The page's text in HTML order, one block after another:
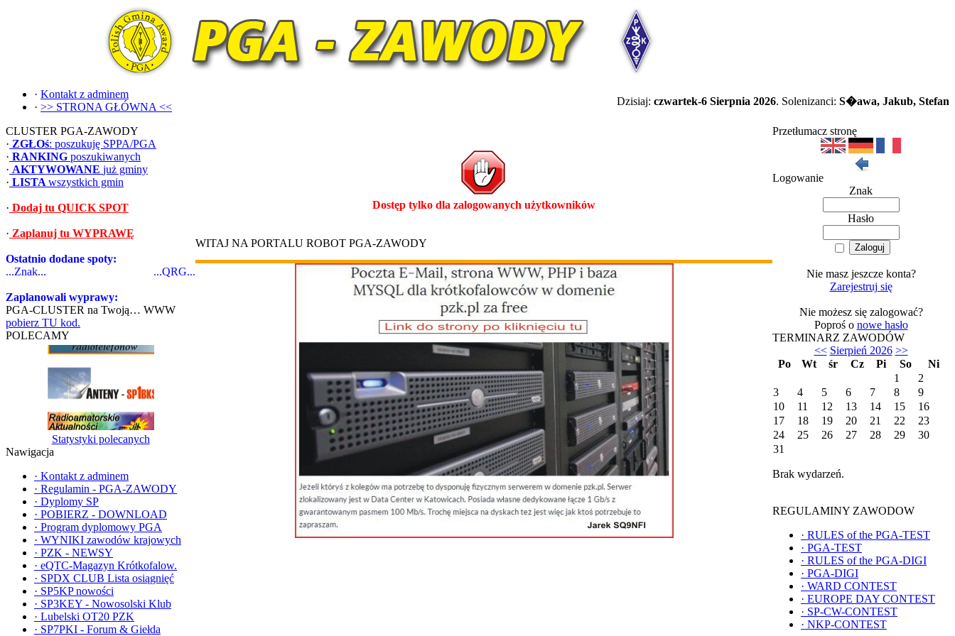
· Kontakt z adminem
· >> STRONA GŁÓWNA << Dzisiaj: czwartek-6 Sierpnia 2026. Solenizanci: S�awa, Jakub, Stefan
CLUSTER PGA-ZAWODY
· ZGŁOś: poszukuję SPPA/PGA
· RANKING poszukiwanych
· AKTYWOWANE już gminy
· LISTA wszystkich gmin
· Dodaj tu QUICK SPOT
· Zaplanuj tu WYPRAWĘ
Ostatnio dodane spoty:
...Znak...
...QRG...
Zaplanowali wyprawy:
PGA-CLUSTER na Twoją… WWW
pobierz TU kod.
POLECAMY
Statystyki polecanych
Nawigacja
· Kontakt z adminem
· Regulamin - PGA-ZAWODY
· Dyplomy SP
· POBIERZ - DOWNLOAD
· Program dyplomowy PGA
· WYNIKI zawodów krajowych
· PZK - NEWSY
· eQTC-Magazyn Krótkofalow.
· SPDX CLUB Lista osiągnięć
· SP5KP nowości
· SP3KEY - Nowosolski Klub
· Lubelski OT20 PZK
· SP7PKI - Forum & Giełda
Dostęp tylko dla zalogowanych użytkowników
WITAJ NA PORTALU ROBOT PGA-ZAWODY
Przetłumacz stronę
Logowanie
Znak
Hasło
Nie masz jeszcze konta?
Zarejestruj się
Nie możesz się zalogować?
Poproś o nowe hasło
TERMINARZ ZAWODÓW
<< Sierpień 2026 >>
Po
Wt śr Cz Pi So
Ni
1
2
3
4 5 6 7 8
9
10
11 12 13 14 15
16
17
18 19 20 21 22
23
24
25 26 27 28 29
30
31
Brak wydarzeń.
REGULAMINY ZAWODOW
· RULES of the PGA-TEST
· PGA-TEST
· RULES of the PGA-DIGI
· PGA-DIGI
· WARD CONTEST
· EUROPE DAY CONTEST
· SP-CW-CONTEST
· NKP-CONTEST